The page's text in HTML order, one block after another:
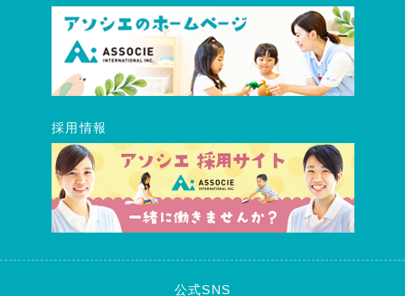
採用情報
公式SNS